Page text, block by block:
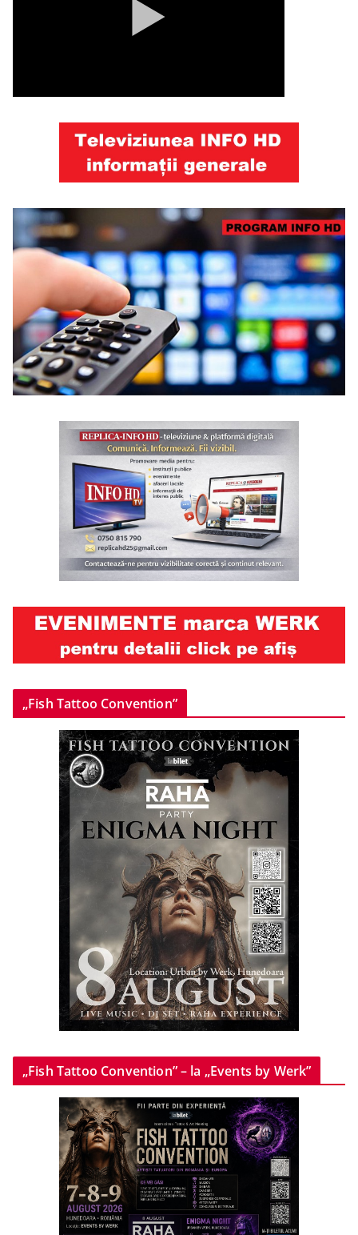
„Fish Tattoo Convention”
„Fish Tattoo Convention” – la „Events by Werk”